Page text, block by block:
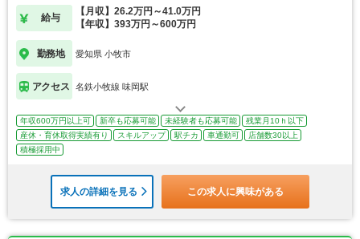
給与
【月収】26.2万円～41.0万円
【年収】393万円～600万円
勤務地 愛知県 小牧市
アクセス 名鉄小牧線 味岡駅
年収600万円以上可 新卒も応募可能 未経験者も応募可能
残業月10ｈ以下
産休・育休取得実績有り
スキルアップ 駅チカ 車通勤可
店舗数30以上
積極採用中
求人の詳細を見る この求人に興味がある